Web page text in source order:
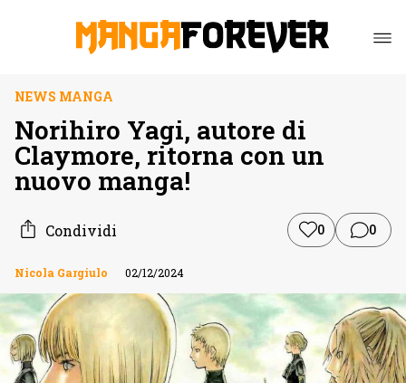
NEWS MANGA
Norihiro Yagi, autore di
Claymore, ritorna con un
nuovo manga!
Condividi 0 0
Nicola Gargiulo 02/12/2024